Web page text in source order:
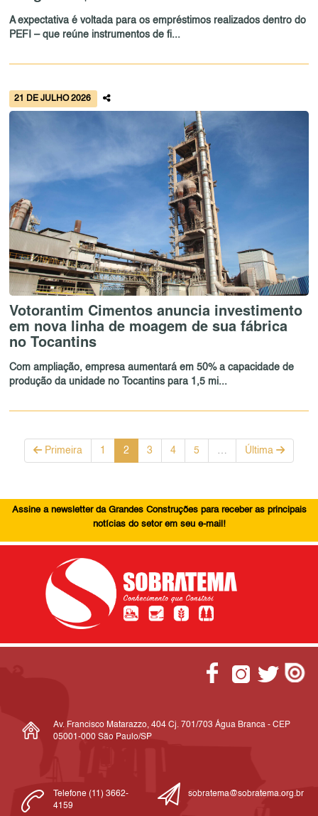
A expectativa é voltada para os empréstimos realizados dentro do
PEFI – que reúne instrumentos de fi...
21 DE JULHO 2026
Votorantim Cimentos anuncia investimento
em nova linha de moagem de sua fábrica
no Tocantins
Com ampliação, empresa aumentará em 50% a capacidade de
produção da unidade no Tocantins para 1,5 mi...
Primeira 1 2 3 4 5 … Última
Assine a newsletter da Grandes Construções para receber as principais
notícias do setor em seu e-mail!
Av. Francisco Matarazzo, 404 Cj. 701/703 Água Branca - CEP
05001-000 São Paulo/SP
Telefone (11) 3662-
4159
sobratema@sobratema.org.br